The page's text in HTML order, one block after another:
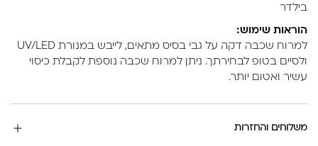
בילדר
הוראות שימוש:
למרוח שכבה דקה על גבי בסיס מתאים, לייבש במנורת UV/LED
ולסיים בטופ לבחירתך. ניתן למרוח שכבה נוספת לקבלת כיסוי
עשיר ואטום יותר.
משלוחים והחזרות